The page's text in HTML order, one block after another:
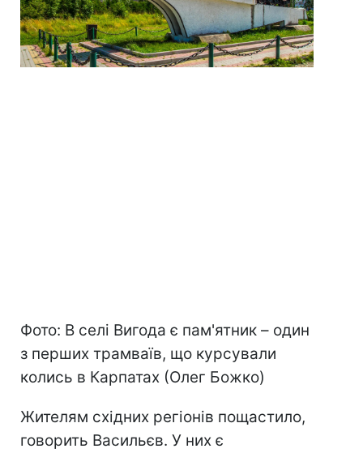
Фото: В селі Вигода є пам'ятник – один
з перших трамваїв, що курсували
колись в Карпатах (Олег Божко)
Жителям східних регіонів пощастило,
говорить Васильєв. У них є